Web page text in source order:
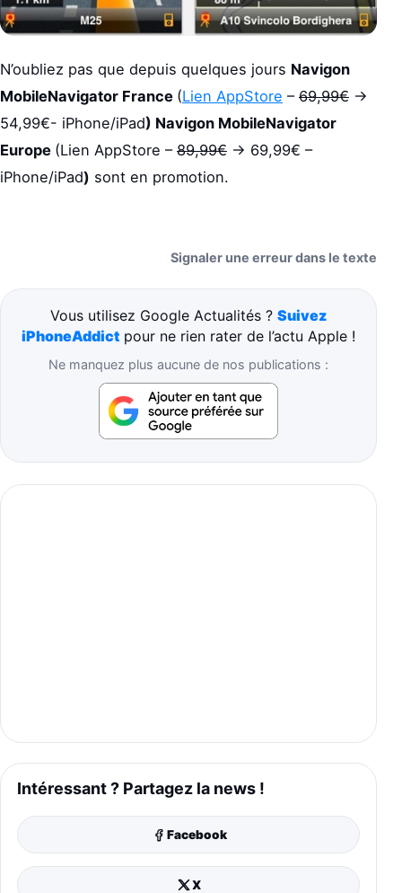
N’oubliez pas que depuis quelques jours Navigon
MobileNavigator France (Lien AppStore – 69,99€ ->
54,99€- iPhone/iPad) Navigon MobileNavigator
Europe (Lien AppStore – 89,99€ -> 69,99€ –
iPhone/iPad) sont en promotion.
Signaler une erreur dans le texte
Vous utilisez Google Actualités ? Suivez
iPhoneAddict pour ne rien rater de l’actu Apple !
Ne manquez plus aucune de nos publications :
Intéressant ? Partagez la news !
Facebook
X